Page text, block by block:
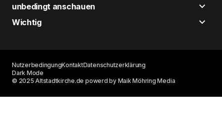
unbedingt anschauen
Wichtig
© 2025 Altstadtkirche.de powerd by Maik Möhring Media
NutzerbedingungKontaktDatenschutzerklärung
Dark Mode